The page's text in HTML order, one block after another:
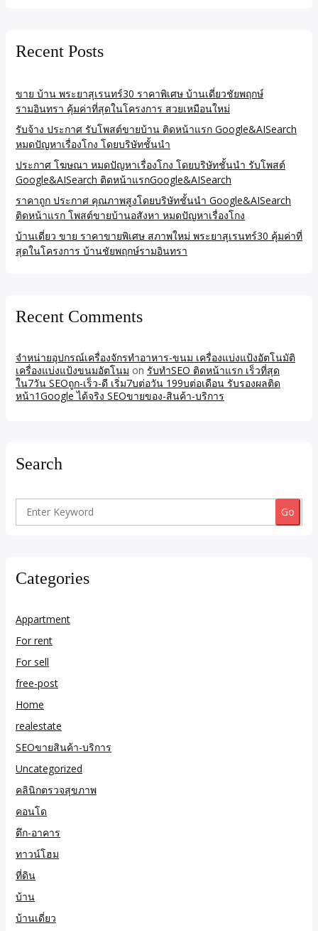
Recent Posts
ขาย บ้าน พระยาสุเรนทร์30 ราคาพิเศษ บ้านเดี่ยวชัยพฤกษ์
รามอินทรา คุ้มค่าที่สุดในโครงการ สวยเหมือนใหม่
รับจ้าง ประกาศ รับโพสต์ขายบ้าน ติดหน้าแรก Google&AISearch
หมดปัญหาเรื่องโกง โดยบริษัทชั้นนำ
ประกาศ โฆษณา หมดปัญหาเรื่องโกง โดยบริษัทชั้นนำ รับโพสต์
Google&AISearch ติดหน้าแรกGoogle&AISearch
ราคาถูก ประกาศ คุณภาพสูงโดยบริษัทชั้นนำ Google&AISearch
ติดหน้าแรก โพสต์ขายบ้านอสังหา หมดปัญหาเรื่องโกง
บ้านเดี่ยว ขาย ราคาขายพิเศษ สภาพใหม่ พระยาสุเรนทร์30 คุ้มค่าที่
สุดในโครงการ บ้านชัยพฤกษ์รามอินทรา
Recent Comments
จำหน่ายอุปกรณ์เครื่องจักรทำอาหาร-ขนม เครื่องแบ่งแป้งอัตโนมัติ
เครื่องแบ่งแป้งขนมอัตโนม on รับทำSEO ติดหน้าแรก เร็วที่สุด
ใน7วัน SEOถูก-เร็ว-ดี เริ่ม7บต่อวัน 199บต่อเดือน รับรองผลติด
หน้า1Google ได้จริง SEOขายของ-สินค้า-บริการ
Search
Search
Categories
Appartment
For rent
For sell
free-post
Home
realestate
SEOขายสินค้า-บริการ
Uncategorized
คลินิกตรวจสุขภาพ
คอนโด
ตึก-อาคาร
ทาวน์โฮม
ที่ดิน
บ้าน
บ้านเดี่ยว